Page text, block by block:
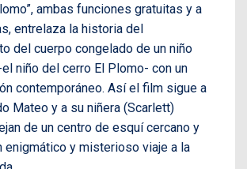
ambas funciones gratuitas y a
entrelaza la historia del
del cuerpo congelado de un niño
niño del cerro El Plomo- con un
contemporáneo. Así el film sigue a
Mateo y a su niñera (Scarlett)
de un centro de esquí cercano y
enigmático y misterioso viaje a la